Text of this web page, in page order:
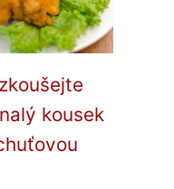
kousek